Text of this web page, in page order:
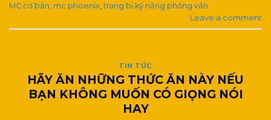
MC cơ bản mc phoenix ,trang bị kỹ năng phỏng vấn
Leave a comment
TIN TỨC
HÃY ĂN NHỮNG THỨC ĂN NÀY NẾU
BẠN KHÔNG MUỐN CÓ GIỌNG NÓI
HAY